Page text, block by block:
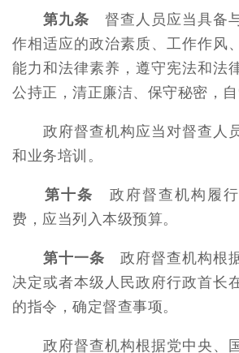
第九条 督查人员应当具备
作相适应的政治素质、工作作风
能力和法律素养，遵守宪法和法
公持正，清正廉洁、保守秘密，自
政府督查机构应当对督查人
和业务培训。
第十条 政府督查机构履
费，应当列入本级预算。
第十一条政府督查机构根
决定或者本级人民政府行政首长
的指令，确定督查事项。
政府督查机构根据党中央、